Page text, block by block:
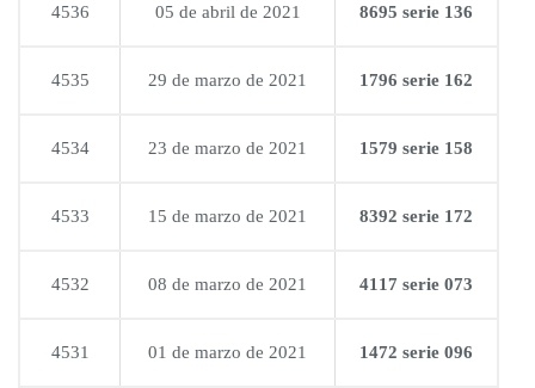
4536 05 de abril de 2021 8695 serie 136
4535 29 de marzo de 2021 1796 serie 162
4534 23 de marzo de 2021 1579 serie 158
4533 15 de marzo de 2021 8392 serie 172
4532 08 de marzo de 2021 4117 serie 073
4531 01 de marzo de 2021 1472 serie 096